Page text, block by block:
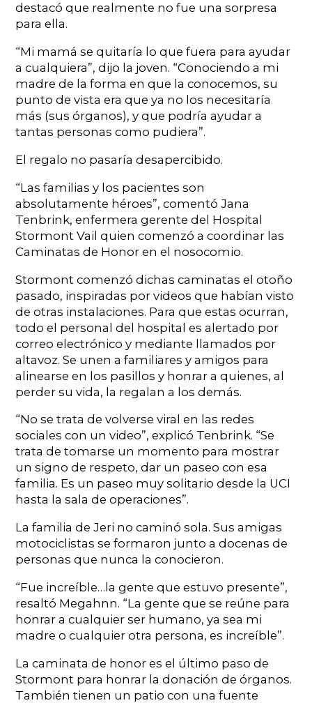
destacó que realmente no fue una sorpresa
para ella.
“Mi mamá se quitaría lo que fuera para ayudar
a cualquiera”, dijo la joven. “Conociendo a mi
madre de la forma en que la conocemos, su
punto de vista era que ya no los necesitaría
más (sus órganos), y que podría ayudar a
tantas personas como pudiera”.
El regalo no pasaría desapercibido.
“Las familias y los pacientes son
absolutamente héroes”, comentó Jana
Tenbrink, enfermera gerente del Hospital
Stormont Vail quien comenzó a coordinar las
Caminatas de Honor en el nosocomio.
Stormont comenzó dichas caminatas el otoño
pasado, inspiradas por videos que habían visto
de otras instalaciones. Para que estas ocurran,
todo el personal del hospital es alertado por
correo electrónico y mediante llamados por
altavoz. Se unen a familiares y amigos para
alinearse en los pasillos y honrar a quienes, al
perder su vida, la regalan a los demás.
“No se trata de volverse viral en las redes
sociales con un video”, explicó Tenbrink. “Se
trata de tomarse un momento para mostrar
un signo de respeto, dar un paseo con esa
familia. Es un paseo muy solitario desde la UCI
hasta la sala de operaciones”.
La familia de Jeri no caminó sola. Sus amigas
motociclistas se formaron junto a docenas de
personas que nunca la conocieron.
“Fue increíble…la gente que estuvo presente”,
resaltó Megahnn. “La gente que se reúne para
honrar a cualquier ser humano, ya sea mi
madre o cualquier otra persona, es increíble”.
La caminata de honor es el último paso de
Stormont para honrar la donación de órganos.
También tienen un patio con una fuente